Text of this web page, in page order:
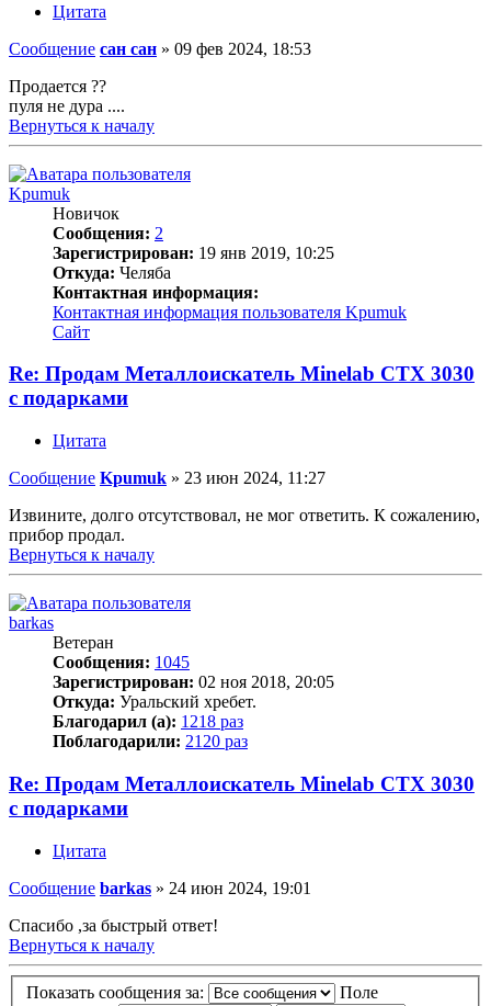
Цитата
Сообщение сан сан » 09 фев 2024, 18:53
Продается ??
пуля не дура ....
Вернуться к началу
Kpumuk
Новичок
Сообщения: 2
Зарегистрирован: 19 янв 2019, 10:25
Откуда: Челяба
Контактная информация:
Контактная информация пользователя Kpumuk
Сайт
Re: Продам Металлоискатель Minelab CTX 3030
с подарками
Цитата
Сообщение Kpumuk » 23 июн 2024, 11:27
Извините, долго отсутствовал, не мог ответить. К сожалению,
прибор продал.
Вернуться к началу
barkas
Ветеран
Сообщения: 1045
Зарегистрирован: 02 ноя 2018, 20:05
Откуда: Уральский хребет.
Благодарил (а): 1218 раз
Поблагодарили: 2120 раз
Re: Продам Металлоискатель Minelab CTX 3030
с подарками
Цитата
Сообщение barkas » 24 июн 2024, 19:01
Спасибо ,за быстрый ответ!
Вернуться к началу
Показать сообщения за:
Поле